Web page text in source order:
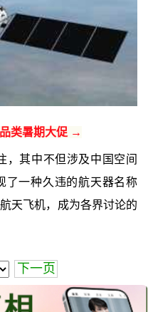
类暑期大促 →
，其中不但涉及中国空间
了一种久违的航天器名称
天飞机，成为各界讨论的
下一页